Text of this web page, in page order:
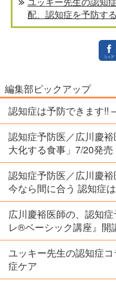
配、認知症を予防す
編集部ピックアップ
認知症は予防できます!!
認知症予防医／広川慶
大化する食事」7/20発売
認知症予防医／広川慶裕
今なら間に合う 認知症
広川慶裕医師の、認知
レ®️ベーシック講座』開
ユッキー先生の認知症
症ケア